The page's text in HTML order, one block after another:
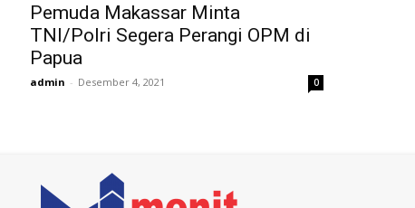
Pemuda Makassar Minta
TNI/Polri Segera Perangi OPM di
Papua
admin - Desember 4, 2021 0